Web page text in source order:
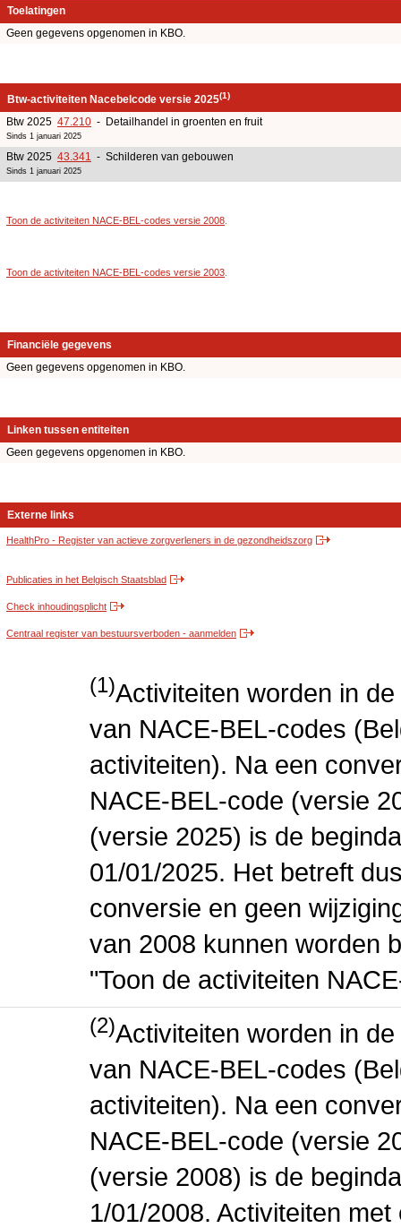
Toelatingen
Geen gegevens opgenomen in KBO.
Btw-activiteiten Nacebelcode versie 2025(1)
Btw 2025 47.210 - Detailhandel in groenten en fruit
Sinds 1 januari 2025
Btw 2025 43.341 - Schilderen van gebouwen
Sinds 1 januari 2025
Toon de activiteiten NACE-BEL-codes versie 2008
Toon de activiteiten NACE-BEL-codes versie 2003
Financiële gegevens
Geen gegevens opgenomen in KBO.
Linken tussen entiteiten
Geen gegevens opgenomen in KBO.
Externe links
HealthPro - Register van actieve zorgverleners in de gezondheidszorg
Publicaties in het Belgisch Staatsblad
Check inhoudingsplicht
Centraal register van bestuursverboden - aanmelden
(1)Activiteiten worden in
van NACE-BEL-codes
activiteiten). Na een
NACE-BEL-code (versie
(versie 2025) is de
01/01/2025. Het betreft
conversie en geen
van 2008 kunnen worden
"Toon de activiteiten
(2)Activiteiten worden in
van NACE-BEL-codes
activiteiten). Na een
NACE-BEL-code (versie
(versie 2008) is de
1/01/2008. Activiteiten